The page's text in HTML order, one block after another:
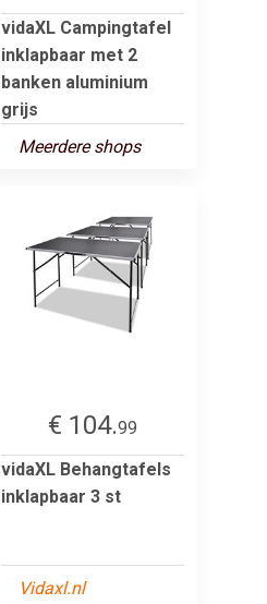
vidaXL Campingtafel
inklapbaar met 2
banken aluminium
grijs
Meerdere shops
€ 104.99
vidaXL Behangtafels
inklapbaar 3 st
Vidaxl.nl